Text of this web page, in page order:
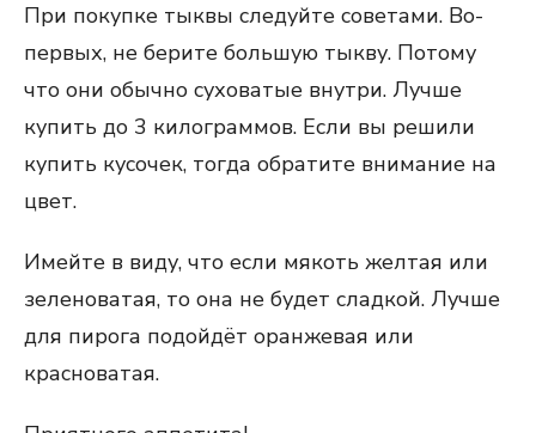
При покупке тыквы следуйте советами. Во-
первых, не берите большую тыкву. Потому
что они обычно суховатые внутри. Лучше
купить до 3 килограммов. Если вы решили
купить кусочек, тогда обратите внимание на
цвет.
Имейте в виду, что если мякоть желтая или
зеленоватая, то она не будет сладкой. Лучше
для пирога подойдёт оранжевая или
красноватая.